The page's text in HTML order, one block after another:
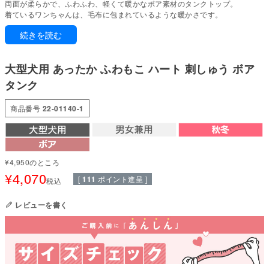
両面が柔らかで、ふわふわ、軽くて暖かなボア素材のタンクトップ。
着ているワンちゃんは、毛布に包まれているような暖かさです。
●本体：珊瑚フリース(両面ボア)(ポリエステル100%)
●部分使い：20スパンテレコ(綿95%・ポリウレタン5%)
●伸縮性(5段階)：3
●厚さ(5段階)：5
●お洗濯について：手洗い又は、洗濯ネットを使用。アイロンは、当て布を
して中温。 ファスナー・ボタン・面テープがある商品は、しっかり止めた状
態で洗濯をしてください
国内の縫製工場と連携して、一つひとつ丁寧に仕上げています。心地よい着
心地をお楽しみください。
コレクション：【2023年秋冬新作】
対象犬種
ー・コリー、ハスキー、ジャーマンシェパード、スタンダードプードルなど
続きを読む
大型犬用 あったか ふわもこ ハート 刺しゅう ボア
タンク
商品番号 22-01140-1
¥4,950のところ
¥4,070税込 [ 111 ポイント進呈 ]
レビューを書く